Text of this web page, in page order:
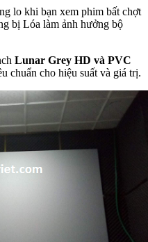
lo khi bạn xem phim bất chợt
bị Lóa làm ảnh hưởng bộ
Lunar Grey HD và PVC
chuẩn cho hiệu suất và giá trị.